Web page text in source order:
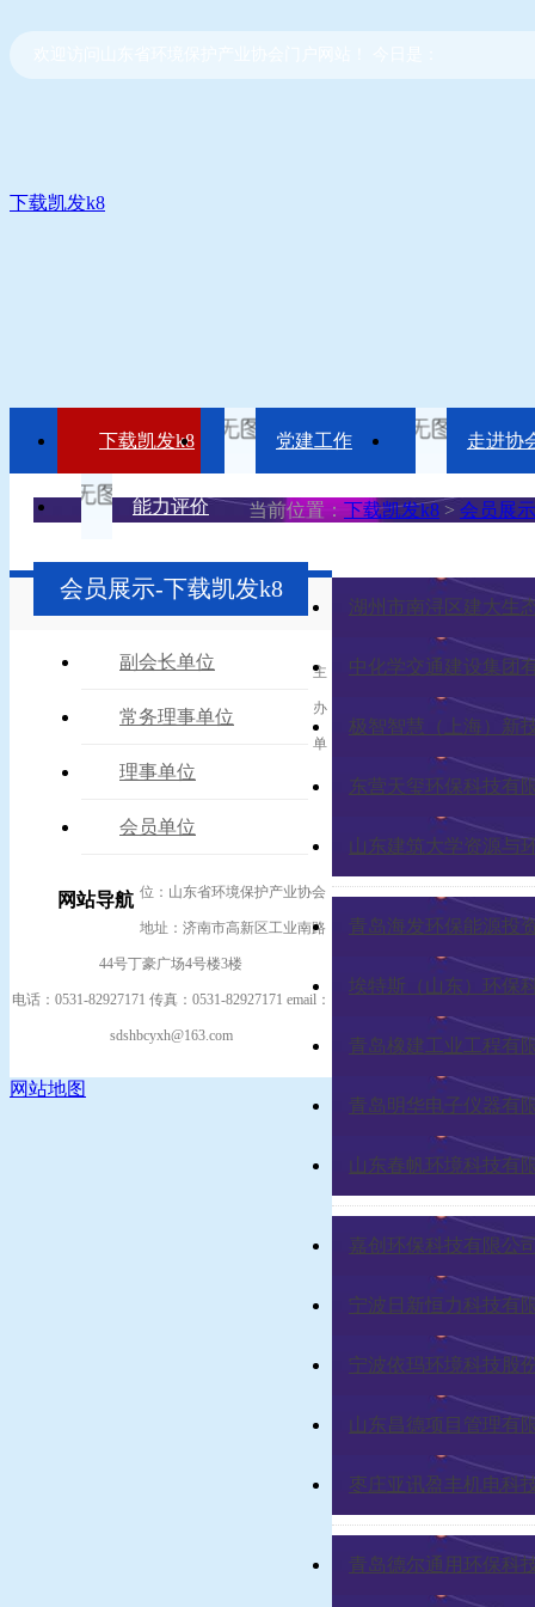
下载凯发k8
下载凯发k8 党建工作 走进协
能力评价 当前位置： 下载凯发k8 > 会员展示
会员展示-下载凯发k8
副会长单位
常务理事单位
理事单位
会员单位
湖州市南浔区建大生
中化学交通建设集团
极智智慧（上海）新
东营天玺环保科技有
山东建筑大学资源与
青岛海发环保能源投
埃特斯（山东）环保
青岛橡建工业工程有
青岛明华电子仪器有
山东春帆环境科技有
嘉创环保科技有限公
宁波日新恒力科技有
宁波依玛环境科技股
山东昌德项目管理有
枣庄亚讯盈丰机电科
青岛德尔通用环保科
网站导航
主
办
单
位：山东省环境保护产业协会
地址：济南市高新区工业南路
44号丁豪广场4号楼3楼
电话：0531-82927171 传真：0531-82927171 email：
sdshbcyxh@163.com
网站地图